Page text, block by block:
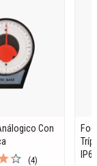
Con
(4)
IP65